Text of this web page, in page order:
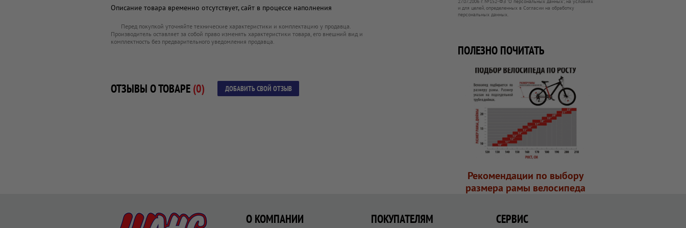
Описание товара временно отсутствует, сайт в процессе наполнения
Перед покупкой уточняйте технические характеристики и комплектацию у продавца.
Производитель оставляет за собой право изменять характеристики товара, его внешний вид и
комплектность без предварительного уведомления продавца.
ОТЗЫВЫ О ТОВАРЕ (0) ДОБАВИТЬ СВОЙ ОТЗЫВ
и для целей, определенных в Согласии на обработку
персональных данных.
ПОЛЕЗНО ПОЧИТАТЬ
Рекомендации по выбору
размера рамы велосипеда
О КОМПАНИИ ПОКУПАТЕЛЯМ СЕРВИС